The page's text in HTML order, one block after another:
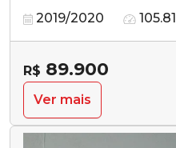
2019/2020
R$ 89.900
Ver mais